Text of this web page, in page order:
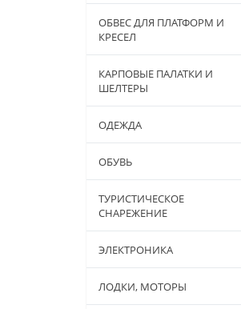
ОБВЕС ДЛЯ ПЛАТФОРМ И
КРЕСЕЛ
КАРПОВЫЕ ПАЛАТКИ И
ШЕЛТЕРЫ
ОДЕЖДА
ОБУВЬ
ТУРИСТИЧЕСКОЕ
СНАРЕЖЕНИЕ
ЭЛЕКТРОНИКА
ЛОДКИ, МОТОРЫ